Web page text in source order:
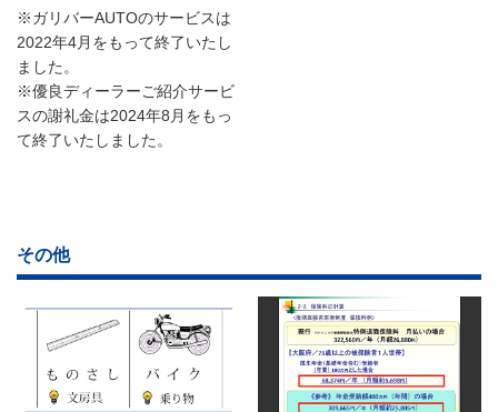
※ガリバーAUTOのサービスは
2022年4月をもって終了いたし
ました。
※優良ディーラーご紹介サービ
スの謝礼金は2024年8月をもっ
て終了いたしました。
その他